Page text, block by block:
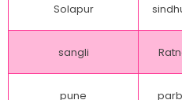
Solapur
sangli
pune